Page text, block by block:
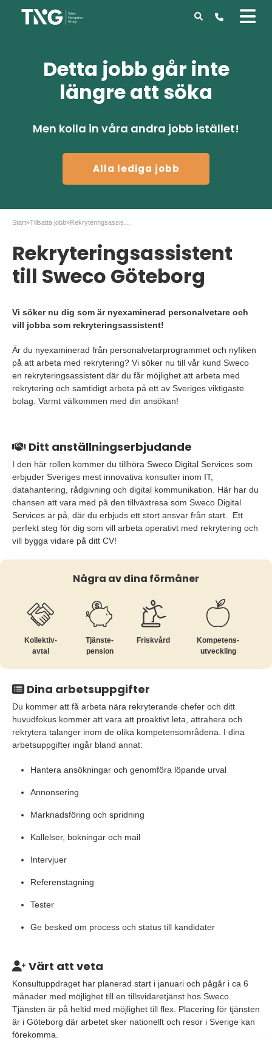
Detta jobb går inte
längre att söka
Men kolla in våra andra jobb istället!
Alla lediga jobb
Start»Tillsatta jobb»
Rekryteringsassistent
till Sweco Göteborg
Vi söker nu dig som är nyexaminerad personalvetare och
vill jobba som rekryteringsassistent!
Är du nyexaminerad från personalvetarprogrammet och nyfiken
på att arbeta med rekrytering? Vi söker nu till vår kund Sweco
en rekryteringsassistent där du får möjlighet att arbeta med
rekrytering och samtidigt arbeta på ett av Sveriges viktigaste
bolag. Varmt välkommen med din ansökan!
Ditt anställningserbjudande
I den här rollen kommer du tillhöra Sweco Digital Services som
erbjuder Sveriges mest innovativa konsulter inom IT,
datahantering, rådgivning och digital kommunikation. Här har du
chansen att vara med på den tillväxtresa som Sweco Digital
Services är på, där du erbjuds ett stort ansvar från start. Ett
perfekt steg för dig som vill arbeta operativt med rekrytering och
vill bygga vidare på ditt CV!
Några av dina förmåner
Kollektiv­
avtal
Tjänste­
pension
Friskvård
Kompetens­
utveckling
Dina arbetsuppgifter
Du kommer att få arbeta nära rekryterande chefer och ditt
huvudfokus kommer att vara att proaktivt leta, attrahera och
rekrytera talanger inom de olika kompetensområdena. I dina
arbetsuppgifter ingår bland annat:
Hantera ansökningar och genomföra löpande urval
Annonsering
Marknadsföring och spridning
Kallelser, bokningar och mail
Intervjuer
Referenstagning
Tester
Ge besked om process och status till kandidater
Värt att veta
Konsultuppdraget har planerad start i januari och pågår i ca 6
månader med möjlighet till en tillsvidaretjänst hos Sweco.
Tjänsten är på heltid med möjlighet till flex. Placering för tjänsten
är i Göteborg där arbetet sker nationellt och resor i Sverige kan
förekomma.